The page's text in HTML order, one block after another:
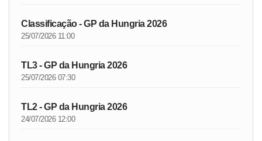
Classificação - GP da Hungria 2026
25/07/2026 11:00
TL3 - GP da Hungria 2026
25/07/2026 07:30
TL2 - GP da Hungria 2026
24/07/2026 12:00